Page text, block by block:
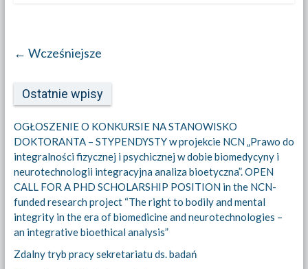
← Wcześniejsze
Ostatnie wpisy
OGŁOSZENIE O KONKURSIE NA STANOWISKO
DOKTORANTA – STYPENDYSTY w projekcie NCN „Prawo do
integralności fizycznej i psychicznej w dobie biomedycyny i
neurotechnologii integracyjna analiza bioetyczna”. OPEN
CALL FOR A PHD SCHOLARSHIP POSITION in the NCN-
funded research project “The right to bodily and mental
integrity in the era of biomedicine and neurotechnologies –
an integrative bioethical analysis”
Zdalny tryb pracy sekretariatu ds. badań